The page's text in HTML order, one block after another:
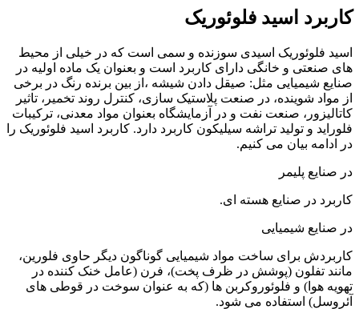
کاربرد اسید فلوئوریک
اسید فلوئوریک اسیدی سوزنده و سمی است که در خیلی از محیط
های صنعتی و خانگی دارای کاربرد است و بعنوان یک ماده اولیه در
صنایع شیمیایی مثل: صیقل دادن شیشه ،از بین برنده رنگ در برخی
از مواد شوینده، در صنعت پلاستیک سازی، کنترل روند تخمیر، تاثیر
کاتالیزور، صنعت نفت و در آزمایشگاه بعنوان مواد معدنی، ترکیبات
فلوراید و تولید تراشه سیلیکون کاربرد دارد. کاربرد اسید فلوئوریک را
در ادامه بیان می کنیم.
در صنایع پلیمر
کاربرد در صنایع هسته ای.
در صنایع شیمیایی
کاربردش برای ساخت مواد شیمیایی گوناگون دیگر حاوی فلورین،
مانند تفلون (پوشش در ظرف پخت)، فرن (عامل خنک کننده در
تهویه هوا) و فلوئوروکربن ها (که به عنوان سوخت در قوطی های
آئروسل) استفاده می شود.